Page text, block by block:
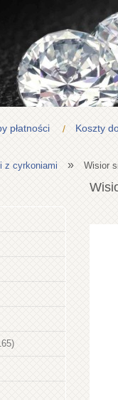
płatności Koszty
z cyrkoniami » Wisior